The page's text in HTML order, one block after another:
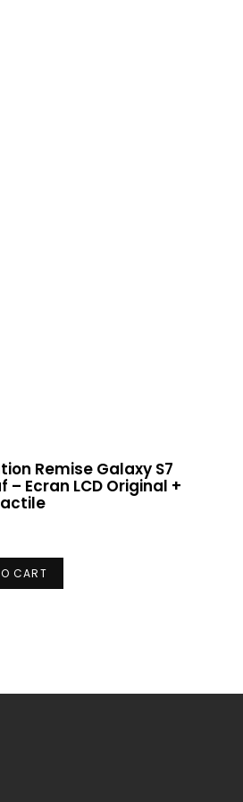
Remise Galaxy S7
– Ecran LCD Original +
CART